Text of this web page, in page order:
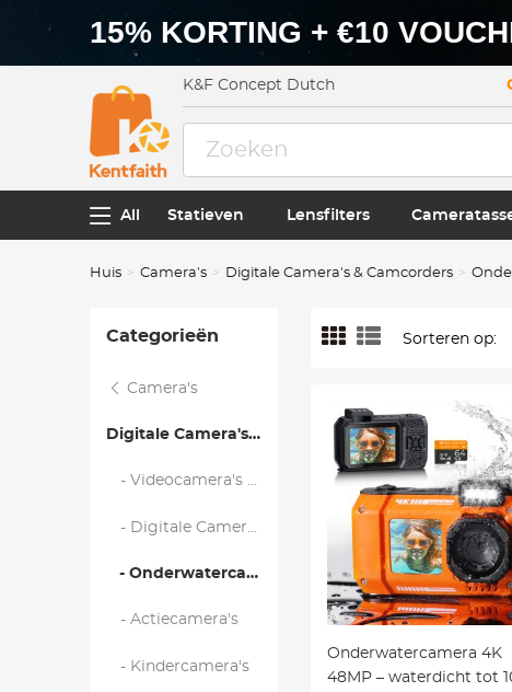
15% KORTING + €10
K&F Concept Dutch
All Statieven Lensfilters
Huis Camera's Digitale Camera's & Camcorders
Categorieën
Camera's
Digitale Camera's & Camcorders
- Videocamera's en camcorders
- Digitale Camera’s en Fotocamera’s
- Onderwatercamera's
- Actiecamera's
- Kindercamera's
Sorteren op:
Onderwatercamera 4K
48MP – waterdicht tot